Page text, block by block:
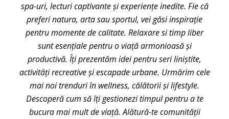
spa-uri, lecturi captivante și experiențe inedite. Fie că
preferi natura, arta sau sportul, vei găsi inspirație
pentru momente de calitate. Relaxare si timp liber
sunt esențiale pentru o viață armonioasă și
productivă. Îți prezentăm idei pentru seri liniștite,
activități recreative și escapade urbane. Urmărim cele
mai noi trenduri în wellness, călătorii și lifestyle.
Descoperă cum să îți gestionezi timpul pentru a te
bucura mai mult de viață. Alătură-te comunității